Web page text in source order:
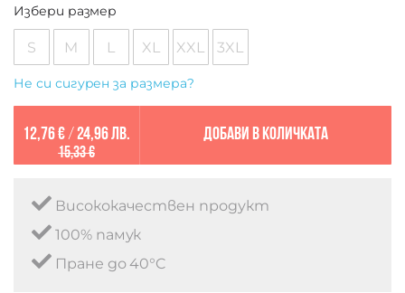
Избери размер
S M L XL XXL 3XL
Не си сигурен за размера?
12,76 €/ 24,96 лв.
15,33 €
Добави в количката
Висококачествен продукт
100% памук
Пране до 40°C